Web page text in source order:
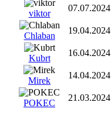
viktor
07.07.2024
Chlaban
19.04.2024
Kubrt
16.04.2024
Mirek
14.04.2024
POKEC
21.03.2024